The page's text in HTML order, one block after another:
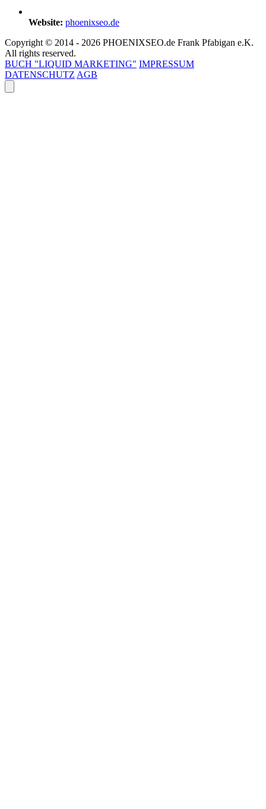
Website: phoenixseo.de
Copyright © 2014 - 2026 PHOENIXSEO.de Frank Pfabigan e.K.
All rights reserved.
BUCH "LIQUID MARKETING" IMPRESSUM
DATENSCHUTZ AGB